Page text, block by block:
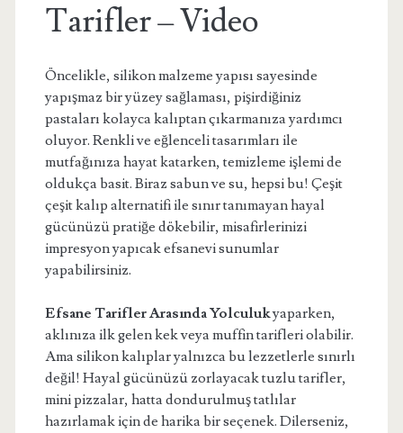
Tarifler – Video
Öncelikle, silikon malzeme yapısı sayesinde
yapışmaz bir yüzey sağlaması, pişirdiğiniz
pastaları kolayca kalıptan çıkarmanıza yardımcı
oluyor. Renkli ve eğlenceli tasarımları ile
mutfağınıza hayat katarken, temizleme işlemi de
oldukça basit. Biraz sabun ve su, hepsi bu! Çeşit
çeşit kalıp alternatifi ile sınır tanımayan hayal
gücünüzü pratiğe dökebilir, misafirlerinizi
impresyon yapıcak efsanevi sunumlar
yapabilirsiniz.
Efsane Tarifler Arasında Yolculukyaparken,
aklınıza ilk gelen kek veya muffin tarifleri olabilir.
Ama silikon kalıplar yalnızca bu lezzetlerle sınırlı
değil! Hayal gücünüzü zorlayacak tuzlu tarifler,
mini pizzalar, hatta dondurulmuş tatlılar
hazırlamak için de harika bir seçenek. Dilerseniz,